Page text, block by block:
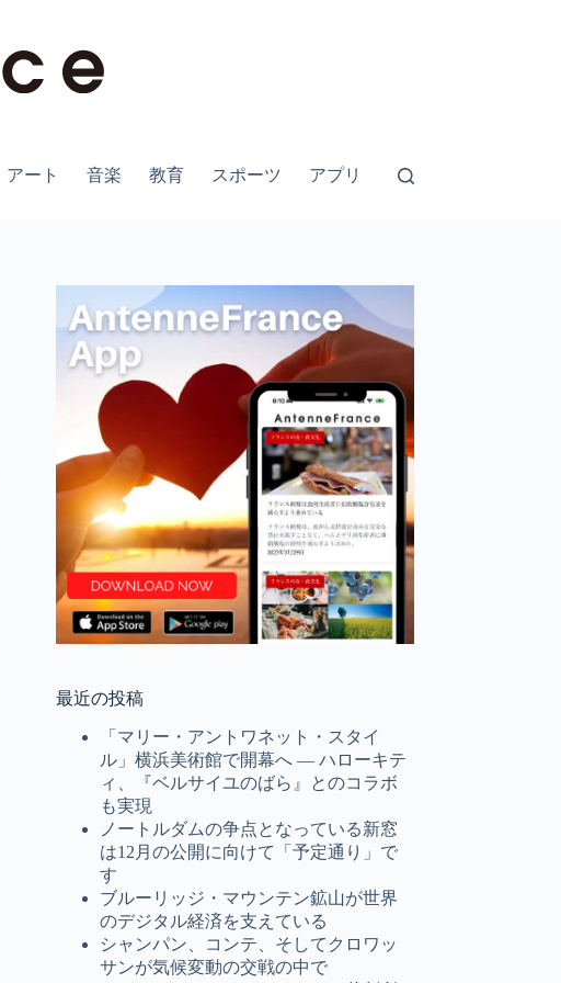
アート 音楽 教育 スポーツ アプリ
最近の投稿
「マリー・アントワネット・スタイ
ル」横浜美術館で開幕へ ― ハローキテ
ィ、『ベルサイユのばら』とのコラボ
も実現
ノートルダムの争点となっている新窓
は12月の公開に向けて「予定通り」で
す
ブルーリッジ・マウンテン鉱山が世界
のデジタル経済を支えている
シャンパン、コンテ、そしてクロワッ
サンが気候変動の交戦の中で